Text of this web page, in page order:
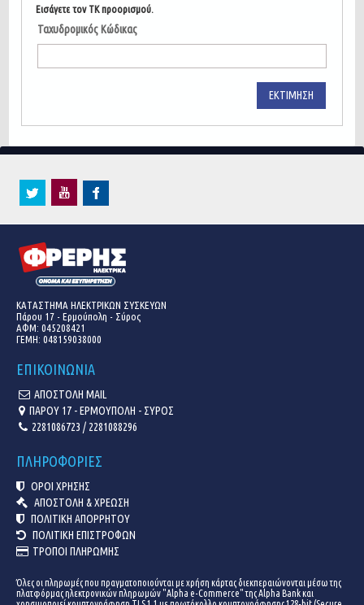
Εισάγετε τον ΤΚ προορισμού.
Ταχυδρομικός Κώδικας
ΕΚΤΊΜΗΣΗ
ΚΑΤΑΣΤΗΜΑ ΗΛΕΚΤΡΙΚΩΝ ΣΥΣΚΕΥΩΝ
Πάρου 17 - Ερμούπολη - Σύρος
ΑΦΜ: 045208421
ΓΕΜΗ: 048159038000
ΕΠΙΚΟΙΝΩΝΙΑ
ΑΠΟΣΤΟΛΗ MAIL
ΠΑΡΟΥ 17 - ΕΡΜΟΥΠΟΛΗ - ΣΥΡΟΣ
2281086723 / 2281088296
ΠΛΗΡΟΦΟΡΙΕΣ
ΟΡΟΙ ΧΡΗΣΗΣ
ΑΠΟΣΤΟΛΗ & ΧΡΕΩΣΗ
ΠΟΛΙΤΙΚΗ ΑΠΟΡΡΗΤΟΥ
ΠΟΛΙΤΙΚΗ ΕΠΙΣΤΡΟΦΩΝ
ΤΡΟΠΟΙ ΠΛΗΡΩΜΗΣ
Όλες οι πληρωμές που πραγματοποιούνται με χρήση κάρτας διεκπεραιώνονται μέσω της
πλατφόρμας ηλεκτρονικών πληρωμών "Alpha e-Commerce" της Alpha Bank και